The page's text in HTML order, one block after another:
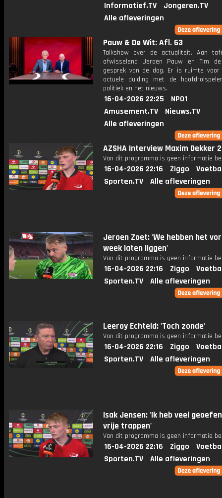
Informatief.TV
Jongeren.TV
Alle afleveringen
Pauw & De Wit: Afl. 63
Talkshow over de actualiteit. Aan
afwisselend Jeroen Pauw en Tim
gesprek van de dag. Er is ruimte
actuele duiding met de
politiek en het nieuws.
16-04-2026 22:25
NPO1
Amusement.TV
Nieuws.TV
Alle afleveringen
AZSHA Interview Maxim Dekker
Van dit programma is geen informatie
16-04-2026 22:16 Ziggo
Sporten.TV
Alle afleveringen
Jeroen Zoet: 'We hebben het
week laten liggen'
Van dit programma is geen informatie
16-04-2026 22:16 Ziggo
Sporten.TV
Alle afleveringen
Leeroy Echteld: 'Toch zonde'
Van dit programma is geen informatie
16-04-2026 22:16 Ziggo
Sporten.TV
Alle afleveringen
Isak Jensen: 'Ik heb veel
vrije trappen'
Van dit programma is geen informatie
16-04-2026 22:16 Ziggo
Sporten.TV
Alle afleveringen